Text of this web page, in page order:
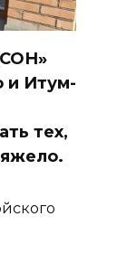
и Итум-
тех,